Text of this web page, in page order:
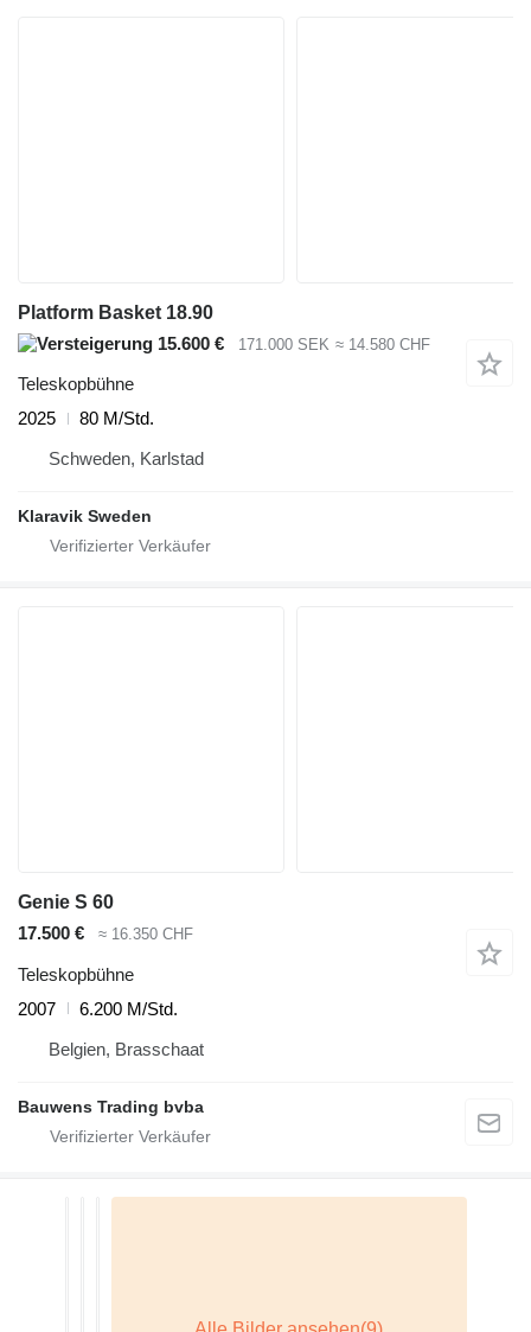
Platform Basket 18.90
15.600 €
171.000 SEK ≈ 14.580 CHF
Teleskopbühne
2025
80 M/Std.
Schweden, Karlstad
Klaravik Sweden
Genie S 60
17.500 €
≈ 16.350 CHF
Teleskopbühne
2007
6.200 M/Std.
Belgien, Brasschaat
Bauwens Trading bvba